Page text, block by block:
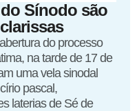
Sínodo são
do processo
na tarde de 17 de
uma vela sinodal
pascal,
laterias de Sé de